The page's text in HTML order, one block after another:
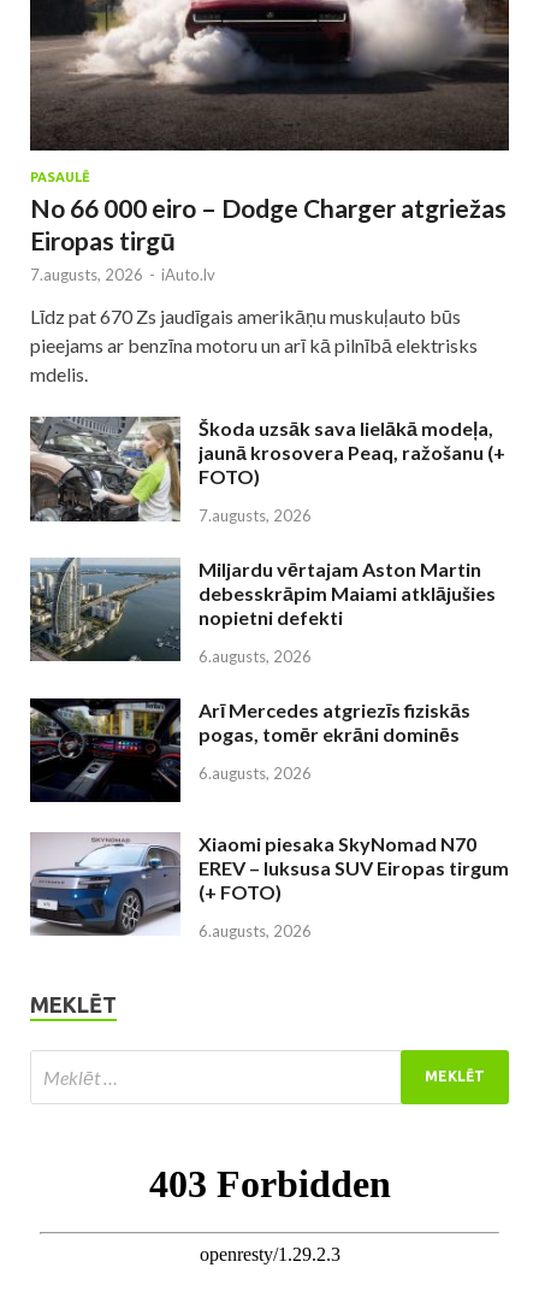
PASAULĒ
No 66 000 eiro – Dodge Charger atgriežas
Eiropas tirgū
7.augusts, 2026 - iAuto.lv
Līdz pat 670 Zs jaudīgais amerikāņu muskuļauto būs
pieejams ar benzīna motoru un arī kā pilnībā elektrisks
mdelis.
Škoda uzsāk sava lielākā modeļa,
jaunā krosovera Peaq, ražošanu (+
FOTO)
7.augusts, 2026
Miljardu vērtajam Aston Martin
debesskrāpim Maiami atklājušies
nopietni defekti
6.augusts, 2026
Arī Mercedes atgriezīs fiziskās
pogas, tomēr ekrāni dominēs
6.augusts, 2026
Xiaomi piesaka SkyNomad N70
EREV – luksusa SUV Eiropas tirgum
(+ FOTO)
6.augusts, 2026
MEKLĒT